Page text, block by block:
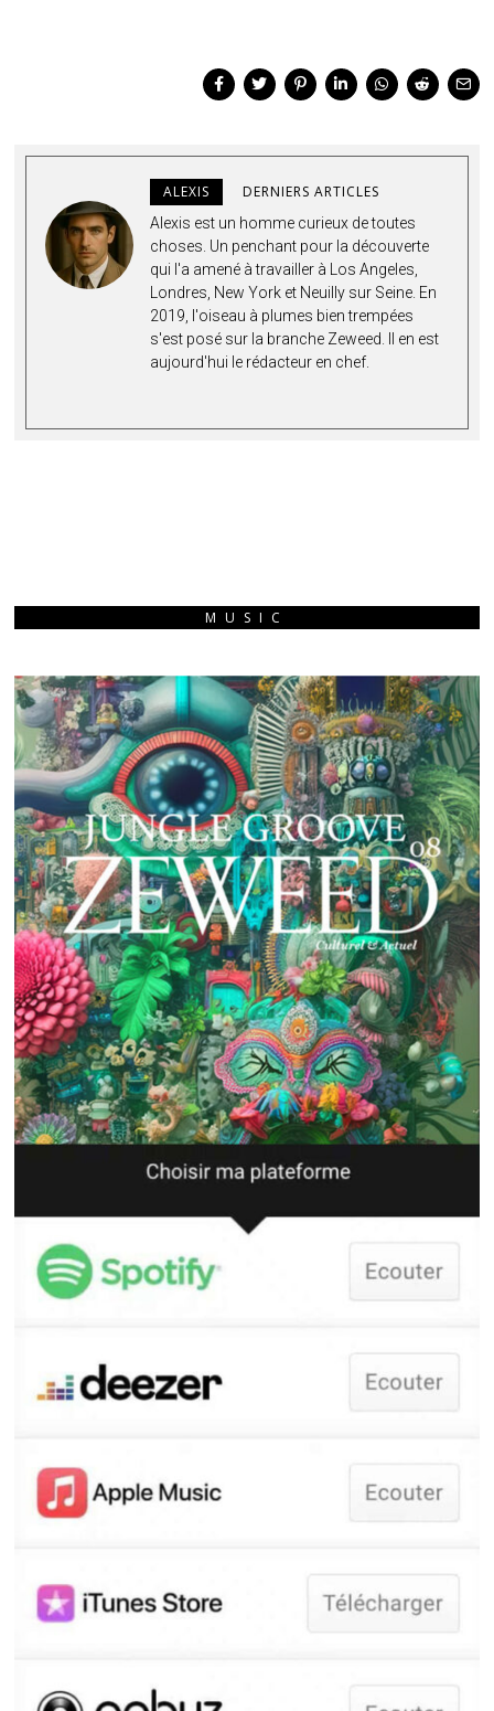
ALEXIS DERNIERS ARTICLES
Alexis est un homme curieux de toutes
choses. Un penchant pour la découverte
qui l'a amené à travailler à Los Angeles,
Londres, New York et Neuilly sur Seine. En
2019, l'oiseau à plumes bien trempées
s'est posé sur la branche Zeweed. Il en est
aujourd'hui le rédacteur en chef.
MUSIC